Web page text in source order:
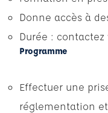
Donne accès à
Durée :
Programme
Effectuer une
réglementation